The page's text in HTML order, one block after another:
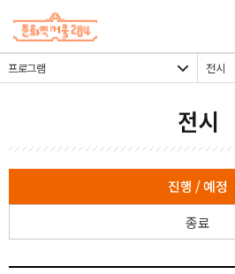
프로그램 전시
전시
진행 / 예정
종료